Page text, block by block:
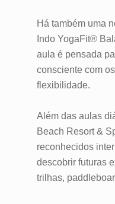
Há também uma
Indo YogaFit®
aula é pensada
consciente com
flexibilidade.
Além das aulas
Beach Resort &
reconhecidos
descobrir futuras
trilhas,